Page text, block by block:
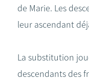
de Marie. Les
leur ascendant
La substitution
descendants des